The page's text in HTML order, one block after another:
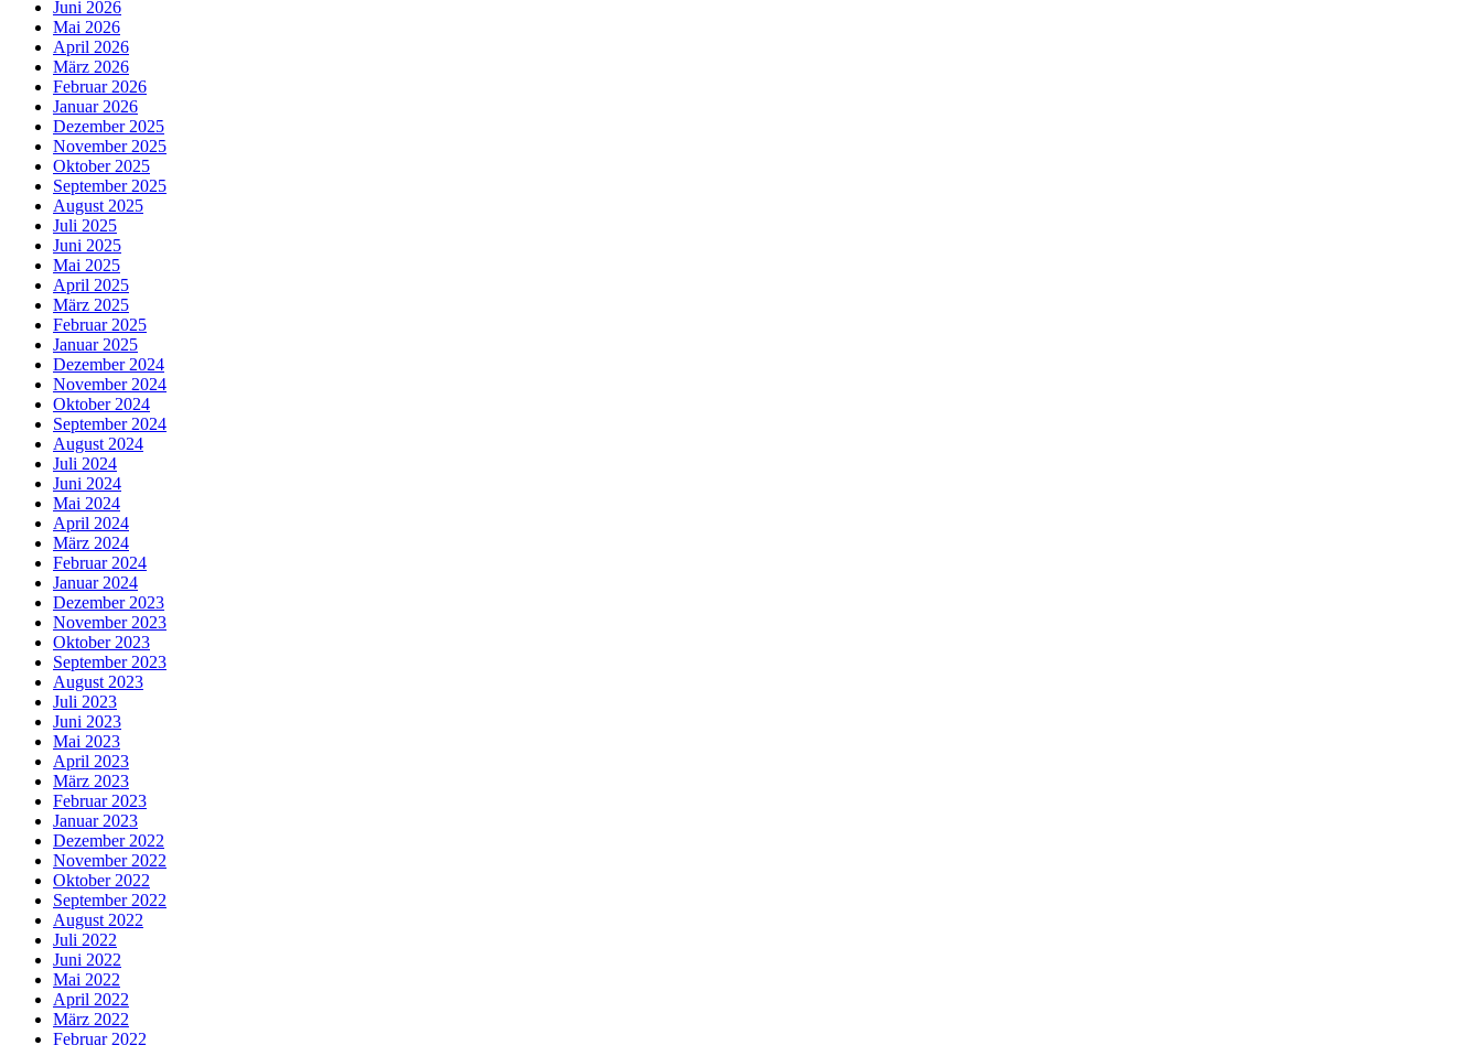
Juni 2026
Mai 2026
April 2026
März 2026
Februar 2026
Januar 2026
Dezember 2025
November 2025
Oktober 2025
September 2025
August 2025
Juli 2025
Juni 2025
Mai 2025
April 2025
März 2025
Februar 2025
Januar 2025
Dezember 2024
November 2024
Oktober 2024
September 2024
August 2024
Juli 2024
Juni 2024
Mai 2024
April 2024
März 2024
Februar 2024
Januar 2024
Dezember 2023
November 2023
Oktober 2023
September 2023
August 2023
Juli 2023
Juni 2023
Mai 2023
April 2023
März 2023
Februar 2023
Januar 2023
Dezember 2022
November 2022
Oktober 2022
September 2022
August 2022
Juli 2022
Juni 2022
Mai 2022
April 2022
März 2022
Februar 2022